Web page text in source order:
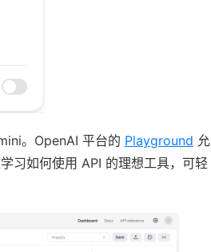
。OpenAI 平台的 Playground 允
习如何使用 API 的理想工具，可轻